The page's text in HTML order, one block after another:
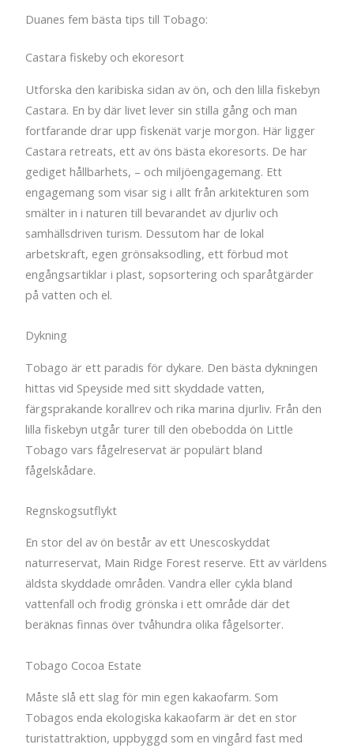
Duanes fem bästa tips till Tobago:
Castara fiskeby och ekoresort
Utforska den karibiska sidan av ön, och den lilla fiskebyn
Castara. En by där livet lever sin stilla gång och man
fortfarande drar upp fiskenät varje morgon. Här ligger
Castara retreats, ett av öns bästa ekoresorts. De har
gediget hållbarhets, – och miljöengagemang. Ett
engagemang som visar sig i allt från arkitekturen som
smälter in i naturen till bevarandet av djurliv och
samhällsdriven turism. Dessutom har de lokal
arbetskraft, egen grönsaksodling, ett förbud mot
engångsartiklar i plast, sopsortering och sparåtgärder
på vatten och el.
Dykning
Tobago är ett paradis för dykare. Den bästa dykningen
hittas vid Speyside med sitt skyddade vatten,
färgsprakande korallrev och rika marina djurliv. Från den
lilla fiskebyn utgår turer till den obebodda ön Little
Tobago vars fågelreservat är populärt bland
fågelskådare.
Regnskogsutflykt
En stor del av ön består av ett Unescoskyddat
naturreservat, Main Ridge Forest reserve. Ett av världens
äldsta skyddade områden. Vandra eller cykla bland
vattenfall och frodig grönska i ett område där det
beräknas finnas över tvåhundra olika fågelsorter.
Tobago Cocoa Estate
Måste slå ett slag för min egen kakaofarm. Som
Tobagos enda ekologiska kakaofarm är det en stor
turistattraktion, uppbyggd som en vingård fast med